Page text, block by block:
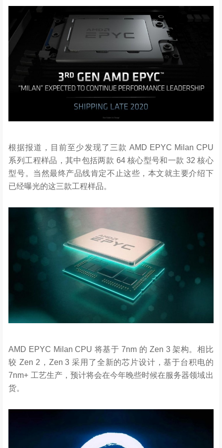
根据报道，目前至少发现了三款 AMD EPYC Milan CPU
系列工程样品，其中包括两款 64 核心型号和一款 32 核心
型号。当然最终产品线肯定不止这些，本文就主要介绍下
已经曝光的这三款工程样品。
AMD EPYC Milan CPU 将基于 7nm 的 Zen 3 架构。相比
较 Zen 2，Zen 3 采用了全新的芯片设计，基于台积电的
7nm+ 工艺生产，预计将会在今年晚些时候在服务器领域出
货。